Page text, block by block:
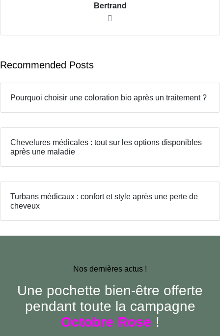
Bertrand
Recommended Posts
Pourquoi choisir une coloration bio après un traitement ?
Chevelures médicales : tout sur les options disponibles
après une maladie
Turbans médicaux : confort et style après une perte de
cheveux
Nos dernières actus !
Une pochette bien-être offerte
pendant toute la campagne
Octobre Rose !